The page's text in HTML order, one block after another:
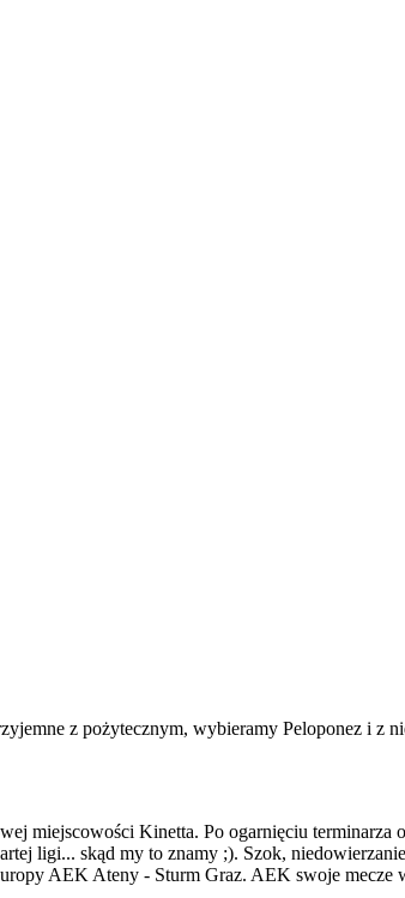
z pożytecznym, wybieramy Peloponez i
miejscowości Kinetta. Po ogarnięciu terminarza
ligi... skąd my to znamy ;). Szok,
AEK Ateny - Sturm Graz. AEK swoje mecze